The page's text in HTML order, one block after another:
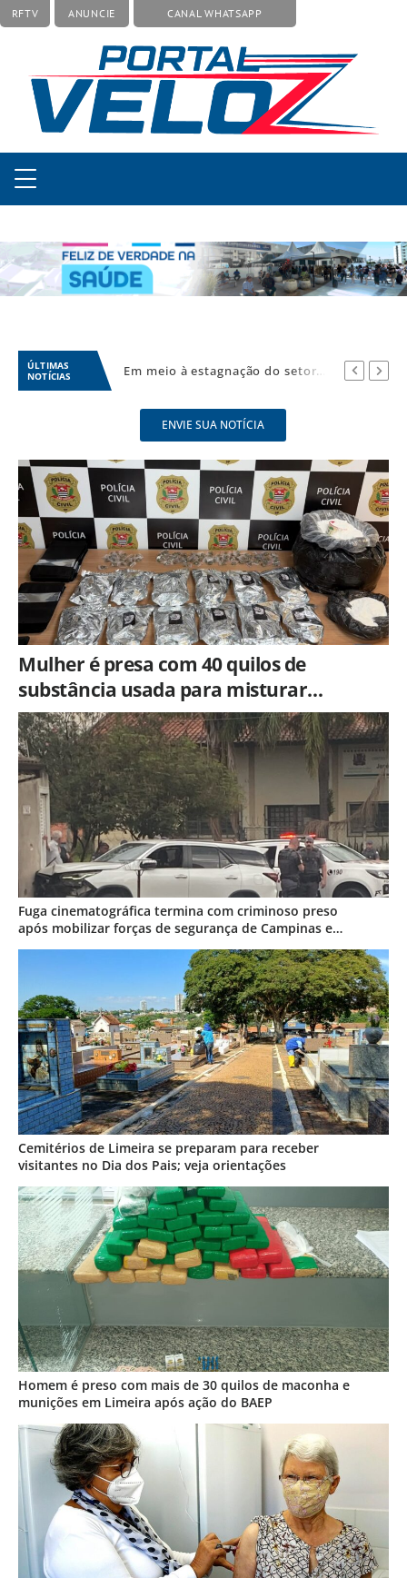
RFTV ANUNCIE CANAL WHATSAPP
ÚLTIMAS
NOTÍCIAS
Em meio à estagnação do setor calçadista, fabricante de Franca aposta em botas táticas e cresce em nicho especializado
ENVIE SUA NOTÍCIA
Mulher é presa com 40 quilos de
substância usada para misturar
cocaína e porções de skank em
Piracicaba
Fuga cinematográfica termina com criminoso preso
após mobilizar forças de segurança de Campinas e
Cemitérios de Limeira se preparam para receber
visitantes no Dia dos Pais; veja orientações
Homem é preso com mais de 30 quilos de maconha e
munições em Limeira após ação do BAEP